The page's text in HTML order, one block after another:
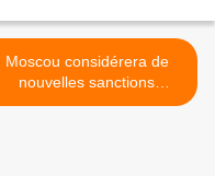
Moscou considérera de
nouvelles sanctions
américaines comme une